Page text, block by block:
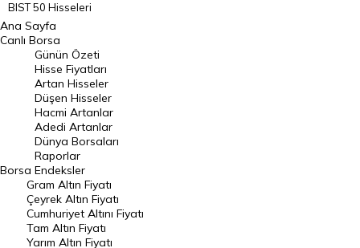
BIST 50 Hisseleri
BIST 100 Hisseleri
En Çok Artan Hisseler
En Çok Düşen Hisseler
Hacmi Artanlar
Geçmiş Kapanışlar
Dünya Borsaları
Raporlar
Endeksler
Ana Sayfa
Canlı Borsa
Borsa
Günün Özeti
Hisse Fiyatları
Artan Hisseler
Düşen Hisseler
Hacmi Artanlar
Adedi Artanlar
Dünya Borsaları
Raporlar
Endeksler
Gram Altın Fiyatı
Çeyrek Altın Fiyatı
Cumhuriyet Altını Fiyatı
Tam Altın Fiyatı
Yarım Altın Fiyatı